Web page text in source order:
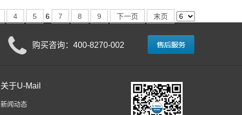
4 5 6 7 8 9 下一页 末页
购买咨询：400-8270-002
关于U-Mail
新闻动态